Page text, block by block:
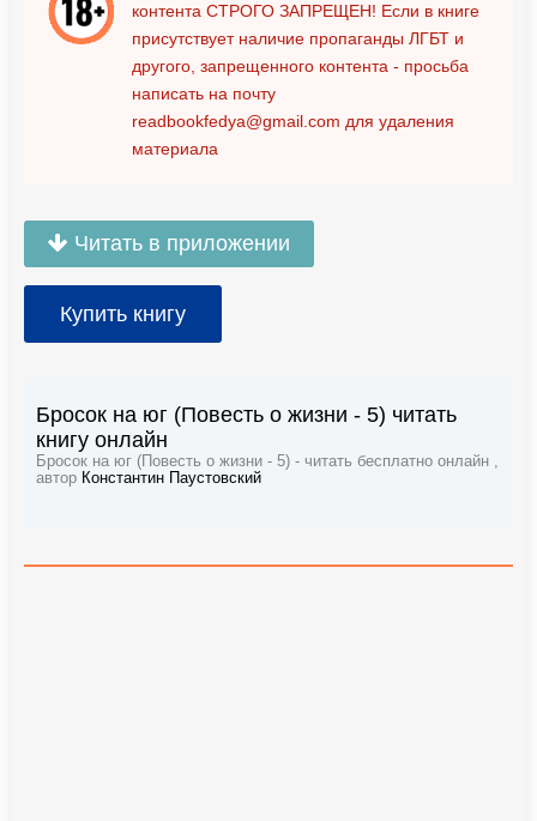
контента СТРОГО ЗАПРЕЩЕН! Если в книге
присутствует наличие пропаганды ЛГБТ и
другого, запрещенного контента - просьба
написать на почту
readbookfedya@gmail.com для удаления
материала
Читать в приложении
Купить книгу
Бросок на юг (Повесть о жизни - 5) читать
книгу онлайн
Бросок на юг (Повесть о жизни - 5) - читать бесплатно онлайн ,
автор Константин Паустовский